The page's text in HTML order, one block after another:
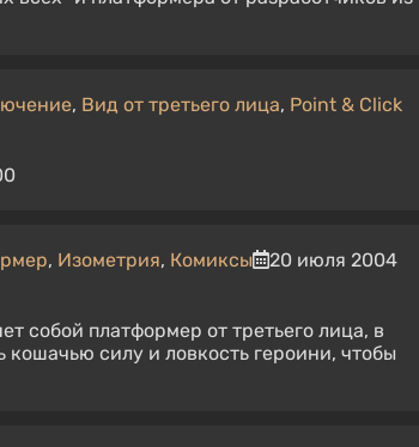
, Вид от третьего лица, Point & Click
, Изометрия, Комиксы
20 июля 2004
собой платформер от третьего лица, в
кошачью силу и ловкость героини, чтобы